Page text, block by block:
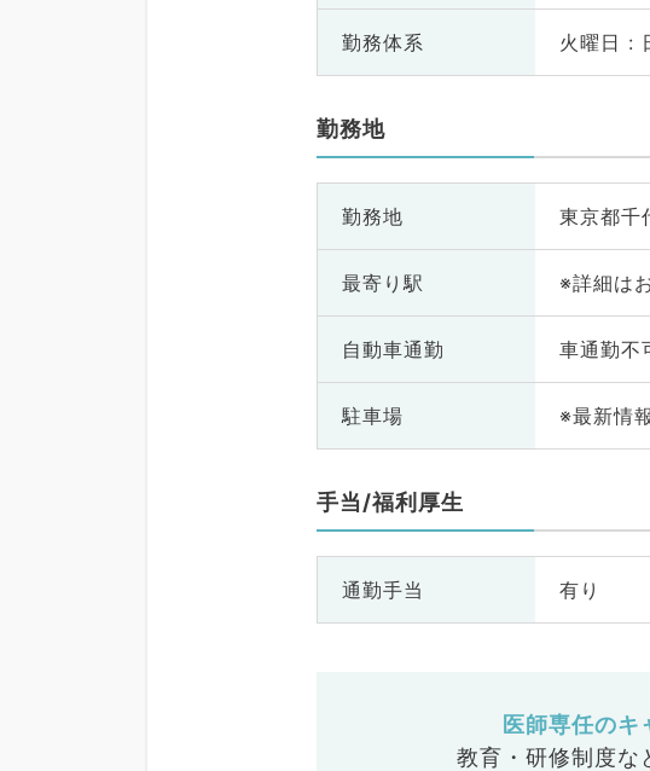
勤務体系 火曜日 :
勤務地
勤務地 東京都千
最寄り駅 ※詳細は
自動車通勤 車通勤不
駐車場 ※最新情
手当/福利厚生
通勤手当 有り
医師専任のキ
教育・研修制度な